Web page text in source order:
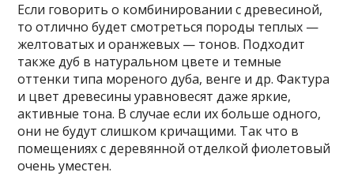
Если говорить о комбинировании с древесиной,
то отлично будет смотреться породы теплых —
желтоватых и оранжевых — тонов. Подходит
также дуб в натуральном цвете и темные
оттенки типа мореного дуба, венге и др. Фактура
и цвет древесины уравновесят даже яркие,
активные тона. В случае если их больше одного,
они не будут слишком кричащими. Так что в
помещениях с деревянной отделкой фиолетовый
очень уместен.